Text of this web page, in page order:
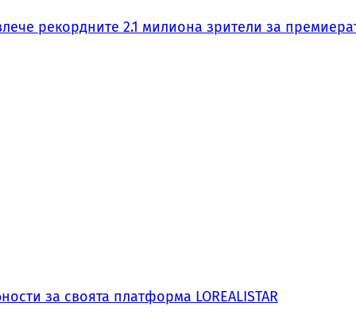
рекордните 2.1 милиона зрители за
за своята платформа LOREALISTAR